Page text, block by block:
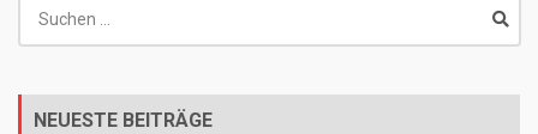
nach:
NEUESTE BEITRÄGE